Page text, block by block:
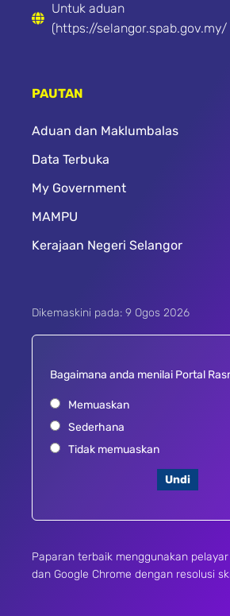
Untuk aduan
(https://selangor.spab.gov.my/
PAUTAN
Aduan dan Maklumbalas
Data Terbuka
My Government
MAMPU
Kerajaan Negeri Selangor
Dikemaskini pada: 9 Ogos 2026
Bagaimana anda menilai Portal
Memuaskan
Sederhana
Tidak memuaskan
Undi
Paparan terbaik menggunakan
dan Google Chrome dengan resolusi